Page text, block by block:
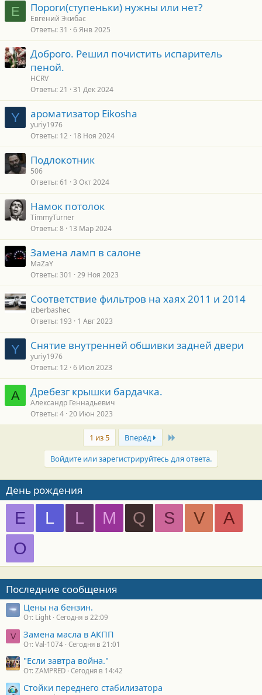
Е Пороги(ступеньки) нужны или нет?
Евгений Экибас
Ответы 31 6 Янв 2025
Доброго. Решил почистить испаритель
пеной.
HCRV
Ответы 21 31 Дек 2024
Y ароматизатор Eikosha
yuriy1976
Ответы 12 18 Ноя 2024
Подлокотник
506
Ответы 61 3 Окт 2024
Намок потолок
TimmyTurner
Ответы 8 13 Мар 2024
Замена ламп в салоне
MaZaY
Ответы 301 29 Ноя 2023
Соответствие фильтров на хаях 2011 и 2014
izberbashec
Ответы 193 1 Авг 2023
Y Снятие внутренней обшивки задней двери
yuriy1976
Ответы 12 6 Июл 2023
А Дребезг крышки бардачка.
Александр Геннадьевич
Ответы 4 20 Июн 2023
1 из 5 Вперёд Last
Войдите или зарегистрируйтесь для ответа.
День рождения
E L L M Q S V
А
О
Последние сообщения
Цены на бензин.
От: Light Сегодня в 22:09
V Замена масла в АКПП
От: Val-1074 Сегодня в 21:01
"Если завтра война."
От: ZAMPRED Сегодня в 14:42
Стойки переднего стабилизатора